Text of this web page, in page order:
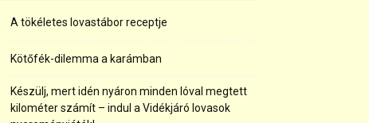
A tökéletes lovastábor receptje
Kötőfék-dilemma a karámban
Készülj, mert idén nyáron minden lóval megtett
kilométer számít – indul a Vidékjáró lovasok